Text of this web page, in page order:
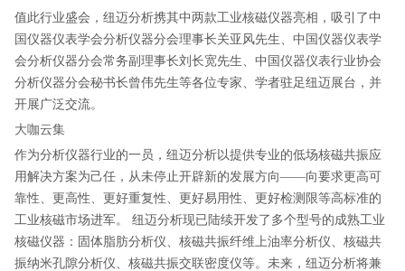
值此行业盛会，纽迈分析携其中两款工业核磁仪器亮相，吸引了中
国仪器仪表学会分析仪器分会理事长关亚风先生、中国仪器仪表学
会分析仪器分会常务副理事长刘长宽先生、中国仪器仪表行业协会
分析仪器分会秘书长曾伟先生等各位专家、学者驻足纽迈展台，并
开展广泛交流。
大咖云集
作为分析仪器行业的一员，纽迈分析以提供专业的低场核磁共振应
用解决方案为己任，从未停止开辟新的发展方向——向要求更高可
靠性、更高性、更好重复性、更好易用性、更好检测限等高标准的
工业核磁市场进军。 纽迈分析现已陆续开发了多个型号的成熟工业
核磁仪器：固体脂肪分析仪、核磁共振纤维上油率分析仪、核磁共
振纳米孔隙分析仪、核磁共振交联密度仪等。未来，纽迈分析将兼